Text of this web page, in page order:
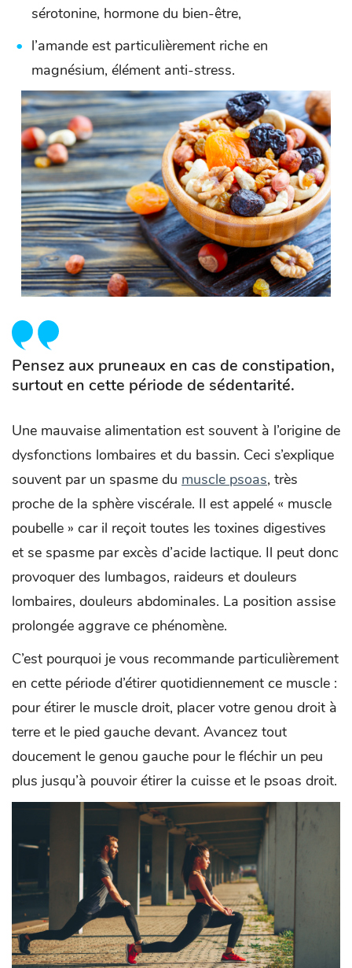
sérotonine, hormone du bien-être,
l’amande est particulièrement riche en
magnésium, élément anti-stress.
Pensez aux pruneaux en cas de constipation,
surtout en cette période de sédentarité.
Une mauvaise alimentation est souvent à l’origine de
dysfonctions lombaires et du bassin. Ceci s’explique
souvent par un spasme du muscle psoas, très
proche de la sphère viscérale. Il est appelé « muscle
poubelle » car il reçoit toutes les toxines digestives
et se spasme par excès d’acide lactique. Il peut donc
provoquer des lumbagos, raideurs et douleurs
lombaires, douleurs abdominales. La position assise
prolongée aggrave ce phénomène.
C’est pourquoi je vous recommande particulièrement
en cette période d’étirer quotidiennement ce muscle :
pour étirer le muscle droit, placer votre genou droit à
terre et le pied gauche devant. Avancez tout
doucement le genou gauche pour le fléchir un peu
plus jusqu’à pouvoir étirer la cuisse et le psoas droit.